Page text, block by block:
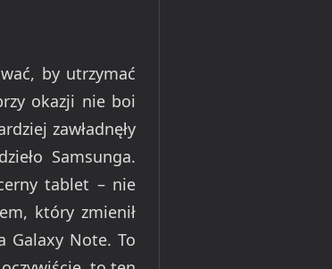
by utrzymać
okazji nie boi
zawładnęły
Samsunga.
tablet – nie
który zmienił
Galaxy Note. To